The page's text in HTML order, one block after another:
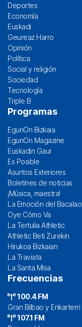
Deportes
Economía
Euskadi
Geureaz Harro
Opinión
Política
Social y religión
Sociedad
Tecnología
Triple B
Programas
EgunOn Bizkaia
EgunOn Magazine
Euskadin Gaur
Es Posible
Asuntos Exteriores
Boletines de noticias
¡Música, maestra!
La Emoción del Bacalao
Oye Cómo Va
La Tertulia Athletic
Athletic Beti Zurekin
Hirukoa Bizkaian
La Traviata
La Santa Misa
Frecuencias
100.4 FM
Gran Bilbao y Enkarterri
107.1 FM